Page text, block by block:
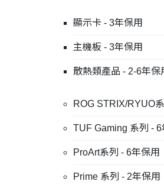
顯示卡 - 3年保用
主機板 - 3年保用
散熱類產品 - 2-6年保
ROG STRIX/RYUO
TUF Gaming 系列 - 6
ProArt系列 - 6年保用
Prime 系列 - 2年保用